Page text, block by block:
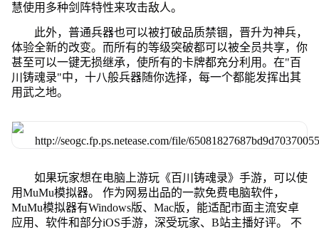
慧使用多种剑阵特性来攻击敌人。
此外，普通兵器也可以被打破品质禁锢，晋升为神兵，
体验全新的改变。而所有的等级突破都可以被全员共享，你
甚至可以一键无损继承，使所有的卡牌都充分利用。在"百
川铸魂录"中，十八般兵器随你选择，每一个都能发挥出其
用武之地。
如果玩家想在电脑上游玩《百川铸魂录》手游，可以使
用MuMu模拟器。 作为网易出品的一款免费电脑软件，
MuMu模拟器有Windows版、Mac版，能适配市面主流安卓
应用、软件和部分iOS手游，深受玩家、B站主播好评。 不